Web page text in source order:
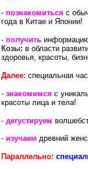
- познакомиться с
года в Китае и Японии!
-получитьинформацию
Козы: в области
здоровья, красоты,
Далее: специальная
- знакомимся с
красоты лица и тела!
- дегустируем
- изучаем древний
Параллельно: